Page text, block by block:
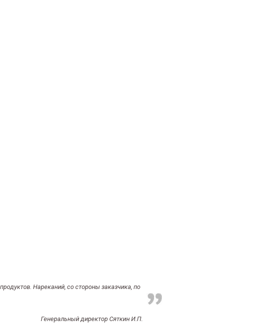
Нареканий, со стороны заказчика, по
Генеральный директор Сяткин И.П.